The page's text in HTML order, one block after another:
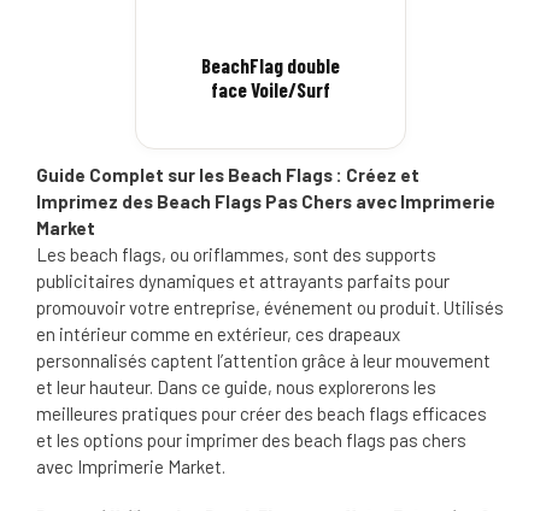
BeachFlag double
face Voile/Surf
Guide Complet sur les Beach Flags : Créez et
Imprimez des Beach Flags Pas Chers avec Imprimerie
Market
Les beach flags, ou oriflammes, sont des supports
publicitaires dynamiques et attrayants parfaits pour
promouvoir votre entreprise, événement ou produit. Utilisés
en intérieur comme en extérieur, ces drapeaux
personnalisés captent l’attention grâce à leur mouvement
et leur hauteur. Dans ce guide, nous explorerons les
meilleures pratiques pour créer des beach flags efficaces
et les options pour imprimer des beach flags pas chers
avec Imprimerie Market.